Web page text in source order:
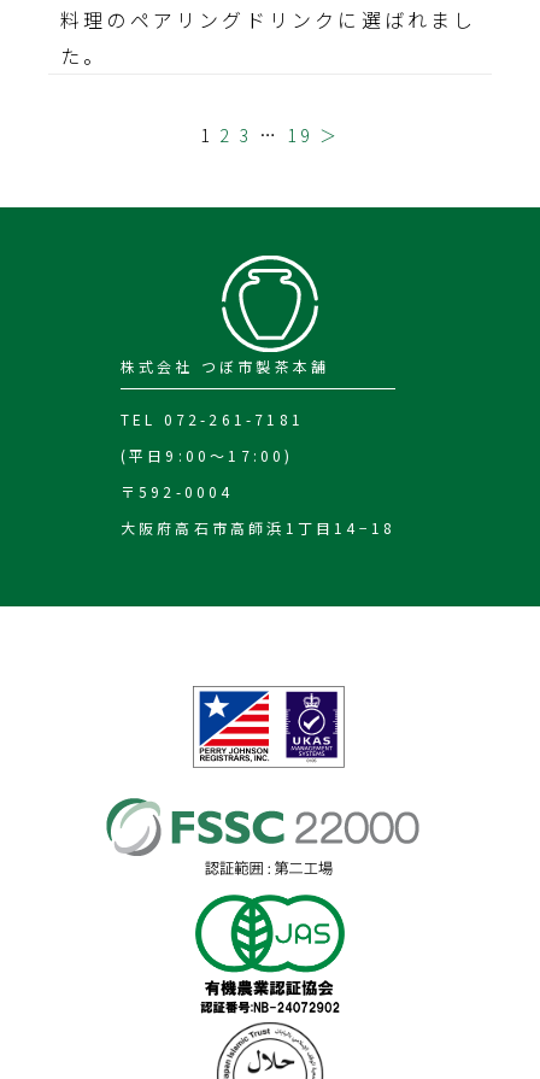
料理のペアリングドリンクに選ばれまし
た。
1 2 3 … 19 ＞
株式会社 つぼ市製茶本舗
TEL 072-261-7181
(平日9:00～17:00)
〒592-0004
大阪府高石市高師浜1丁目14−18